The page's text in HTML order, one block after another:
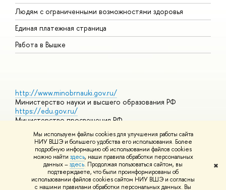
Мы используем файлы cookies для улучшения работы сайта
НИУ ВШЭ и большего удобства его использования. Более
подробную информацию об использовании файлов cookies
можно найти здесь, наши правила обработки персональных
данных –здесь. Продолжая пользоваться сайтом, вы
подтверждаете, что были проинформированы об
использовании файлов cookies сайтом НИУ ВШЭ и согласны
с нашими правилами обработки персональных данных. Вы
✖
Людям с ограниченными возможностями здоровья
Единая платежная страница
Работа в Вышке
http://www.minobrnauki.gov.ru/
Министерство науки и высшего образования РФ
https://edu.gov.ru/
Министерство просвещения РФ
https://elearning.hse.ru/mooc
Массовые открытые онлайн-курсы
© НИУ ВШЭ 1993–2026 Адреса и контактыУсловия
использования материалов Политика конфиденциальности